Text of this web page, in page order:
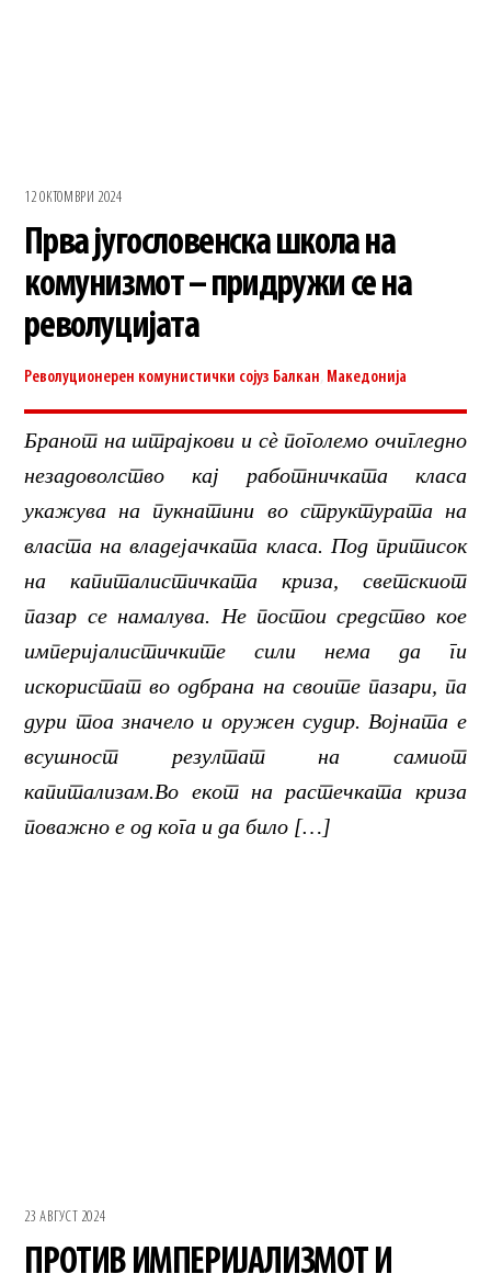
12 ОКТОМВРИ 2024
Прва југословенска школа на
комунизмот – придружи се на
револуцијата
Револуционерен комунистички сојуз Балкан Македонија
Бранот на штрајкови и сѐ поголемо очигледно
незадоволство кај работничката класа
укажува на пукнатини во структурата на
власта на владејачката класа. Под притисок
на капиталистичката криза, светскиот
пазар се намалува. Не постои средство кое
империјалистичките сили нема да ги
искористат во одбрана на своите пазари, па
дури тоа значело и оружен судир. Војната е
всушност резултат на самиот
капитализам.Во екот на растечката криза
поважно е од кога и да било […]
23 АВГУСТ 2024
ПРОТИВ ИМПЕРИЈАЛИЗМОТ И